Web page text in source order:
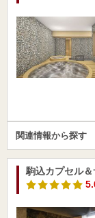
関連情報から探す
駒込カプセル＆